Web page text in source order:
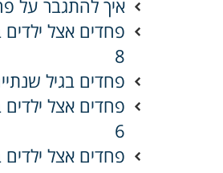
איך להתגבר על
פחדים אצל ילדים
8
פחדים בגיל
פחדים אצל ילדים
6
פחדים אצל ילדים